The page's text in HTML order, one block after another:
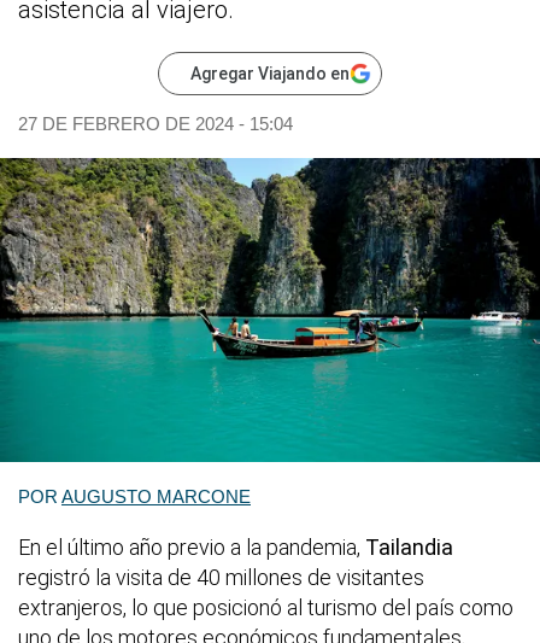
asistencia al viajero.
Agregar Viajando en
27 DE FEBRERO DE 2024 - 15:04
POR AUGUSTO MARCONE
En el último año previo a la pandemia, Tailandia
registró la visita de 40 millones de visitantes
extranjeros, lo que posicionó al turismo del país como
uno de los motores económicos fundamentales,